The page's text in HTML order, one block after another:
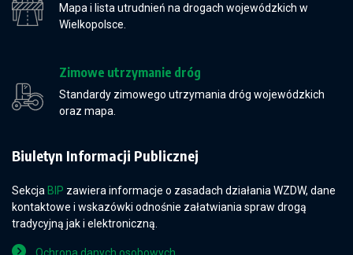
Mapa i lista utrudnień na drogach wojewódzkich w
Wielkopolsce.
Zimowe utrzymanie dróg
Standardy zimowego utrzymania dróg wojewódzkich
oraz mapa.
Biuletyn Informacji Publicznej
Sekcja BIP zawiera informacje o zasadach działania WZDW, dane
kontaktowe i wskazówki odnośnie załatwiania spraw drogą
tradycyjną jak i elektroniczną.
Ochrona danych osobowych